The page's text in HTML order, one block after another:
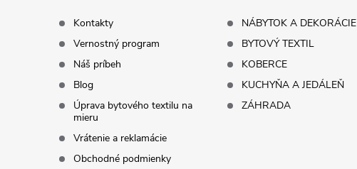
Kontakty
Vernostný program
Náš príbeh
Blog
Úprava bytového textilu na
mieru
Vrátenie a reklamácie
Obchodné podmienky
NÁBYTOK A DEKORÁCIE
BYTOVÝ TEXTIL
KOBERCE
KUCHYŇA A JEDÁLEŇ
ZÁHRADA